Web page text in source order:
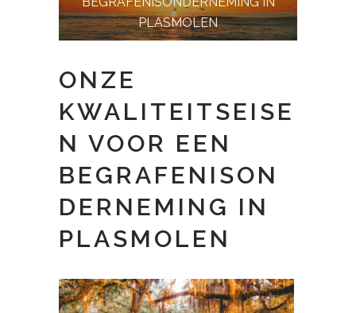
PLASMOLEN
ONZE
KWALITEITSEISE
N VOOR EEN
BEGRAFENISON
DERNEMING IN
PLASMOLEN